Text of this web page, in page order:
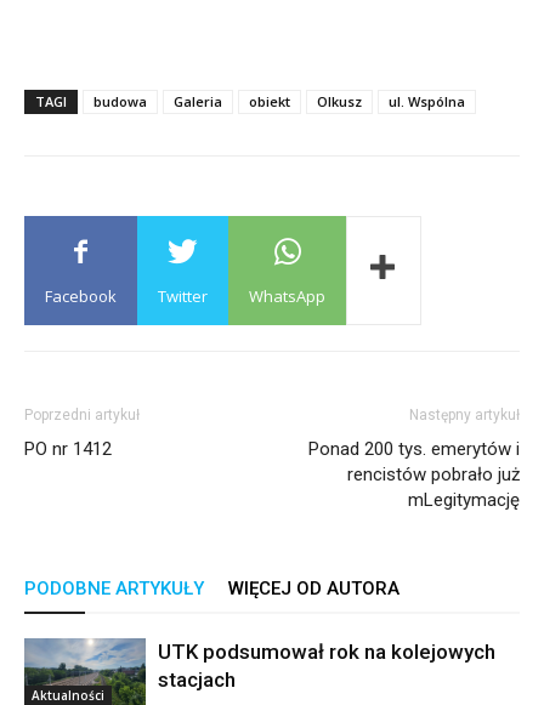
TAGI budowa Galeria obiekt Olkusz ul. Wspólna
Facebook Twitter WhatsApp
Poprzedni artykuł
PO nr 1412
Następny artykuł
Ponad 200 tys. emerytów i
rencistów pobrało już
mLegitymację
PODOBNE ARTYKUŁY WIĘCEJ OD AUTORA
Aktualności
UTK podsumował rok na kolejowych
stacjach